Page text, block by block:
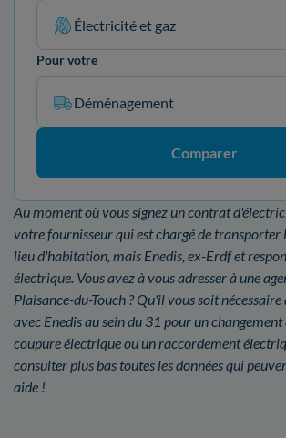
Électricité et gaz
Pour votre
Déménagement
Comparer
Au moment où vous signez un contrat
votre fournisseur qui est chargé de
lieu d'habitation, mais Enedis, ex-Erdf et
électrique. Vous avez à vous adresser à une
Plaisance-du-Touch ? Qu'il vous soit
avec Enedis au sein du 31 pour un changement
coupure électrique ou un raccordement
consulter plus bas toutes les données qui
aide !